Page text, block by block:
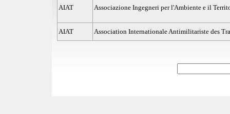
AIAT Associazione Ingegneri per l'Ambiente e il
AIAT Association Internationale Antimilitariste des